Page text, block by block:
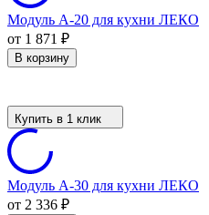
Модуль А-20 для кухни ЛЕКО
от 1 871 ₽
В корзину
Купить в 1 клик
Модуль А-30 для кухни ЛЕКО
от 2 336 ₽